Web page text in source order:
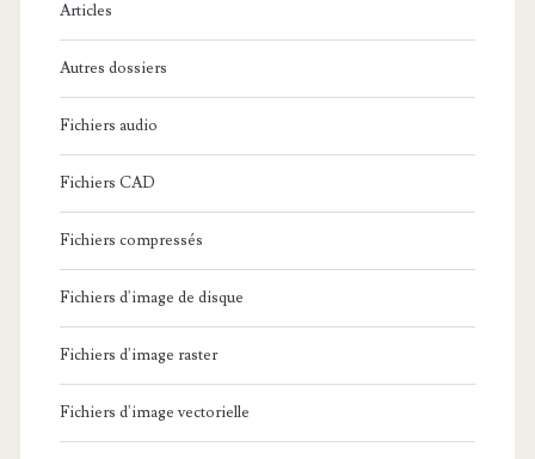
:
Articles
Autres dossiers
Fichiers audio
Fichiers CAD
Fichiers compressés
Fichiers d'image de disque
Fichiers d'image raster
Fichiers d'image vectorielle